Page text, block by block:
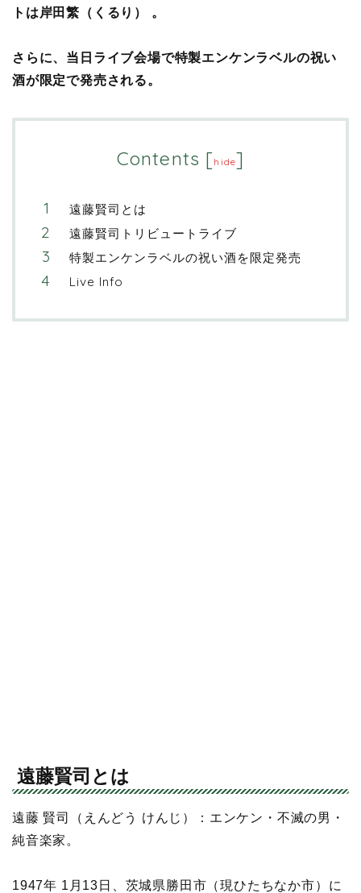
トは岸田繁（くるり） 。
さらに、当日ライブ会場で特製エンケンラベルの祝い
酒が限定で発売される。
Contents [hide]
遠藤賢司とは
遠藤賢司トリビュートライブ
特製エンケンラベルの祝い酒を限定発売
Live Info
遠藤賢司とは
遠藤 賢司（えんどう けんじ）：エンケン・不滅の男・
純音楽家。
1947年 1月13日、茨城県勝田市（現ひたちなか市）に